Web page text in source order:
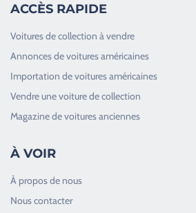
ACCÈS RAPIDE
Voitures de collection à vendre
Annonces de voitures américaines
Importation de voitures américaines
Vendre une voiture de collection
Magazine de voitures anciennes
À VOIR
À propos de nous
Nous contacter